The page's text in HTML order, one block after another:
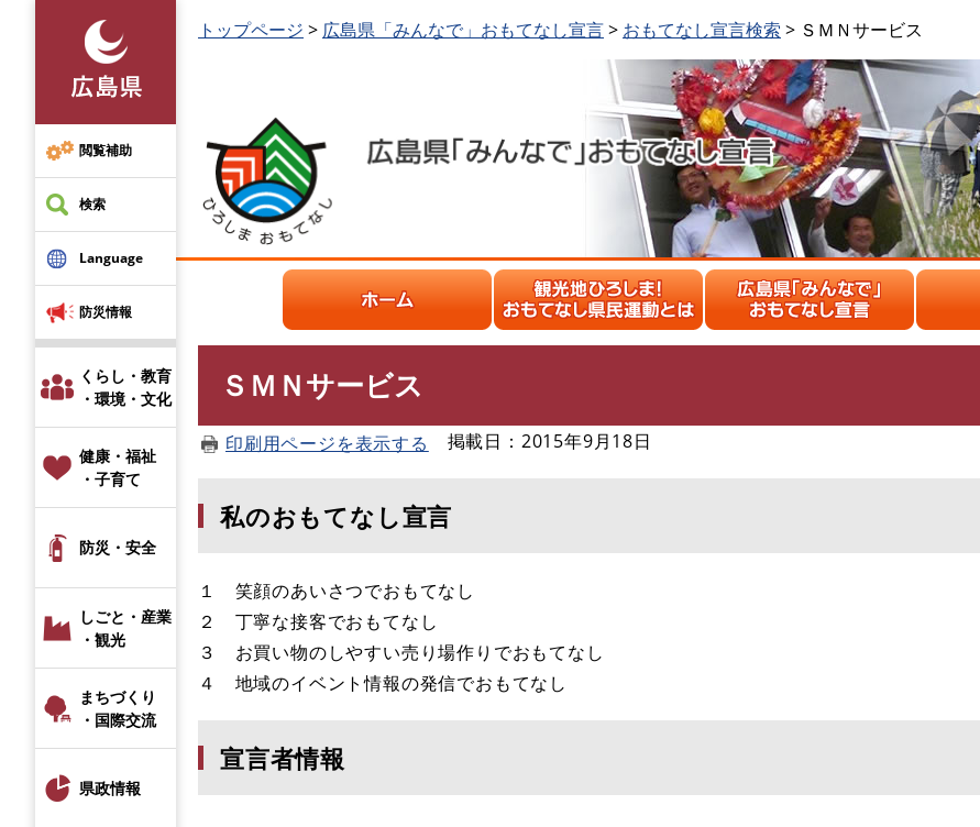
先
頭
で
す
む
閲覧補助
検索
Language
防災情報
くらし・教育
・環境・文化
健康・福祉
・子育て
防災・安全
しごと・産業
・観光
まちづくり
・国際交流
県政情報
トップページ > 広島県「みんなで」おもてなし宣言> おもてなし宣言検索 > ＳＭＮサービス
ＳＭＮサービス
印刷用ページを表示する 掲載日：2015年9月18日
私のおもてなし宣言
１ 笑顔のあいさつでおもてなし
２ 丁寧な接客でおもてなし
３ お買い物のしやすい売り場作りでおもてなし
４ 地域のイベント情報の発信でおもてなし
宣言者情報